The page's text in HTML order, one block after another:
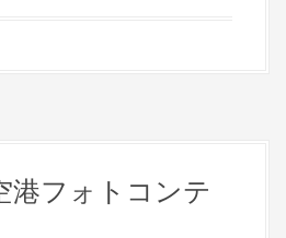
港フォトコンテ